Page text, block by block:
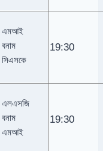
এমআই
বনাম
সিএসকে
19:30
এলএসজি
বনাম
এমআই
19:30